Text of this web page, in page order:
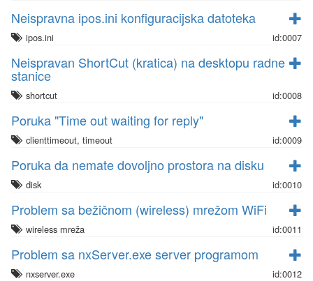
Neispravna ipos.ini konfiguracijska datoteka
ipos.ini id:0007
Neispravan ShortCut (kratica) na desktopu radne
stanice
shortcut id:0008
Poruka "Time out waiting for reply"
clienttimeout, timeout id:0009
Poruka da nemate dovoljno prostora na disku
disk id:0010
Problem sa bežičnom (wireless) mrežom WiFi
wireless mreža id:0011
Problem sa nxServer.exe server programom
nxserver.exe id:0012